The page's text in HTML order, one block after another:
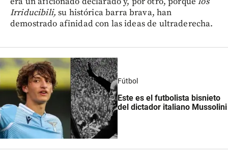
Irriducibili, su histórica barra brava, han
demostrado afinidad con las ideas de ultraderecha.
Fútbol
Este es el futbolista bisnieto
del dictador italiano Mussolini